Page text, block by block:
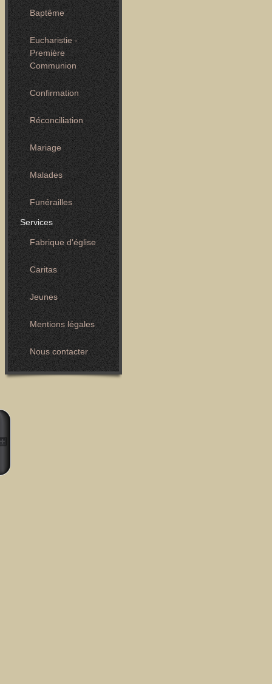
Baptême
Eucharistie -
Première
Communion
Confirmation
Réconciliation
Mariage
Malades
Funérailles
Services
Fabrique d'église
Caritas
Jeunes
Mentions légales
Nous contacter